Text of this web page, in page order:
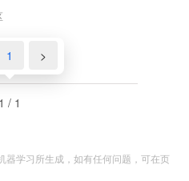
1 >
1 / 1
器学习所生成，如有任何问题，可在页